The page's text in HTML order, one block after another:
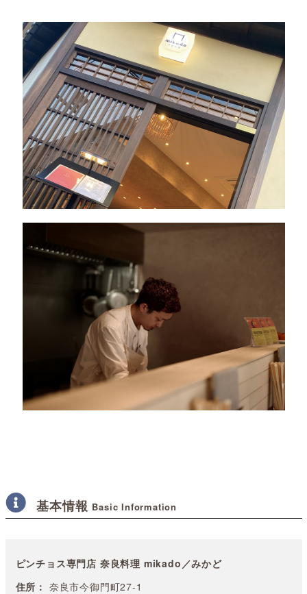
基本情報 Basic Information
ピンチョス専門店 奈良料理 mikado／みかど
住所： 奈良市今御門町27-1